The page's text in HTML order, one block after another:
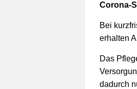
Corona-
Bei
erhalten
Das
dadurch